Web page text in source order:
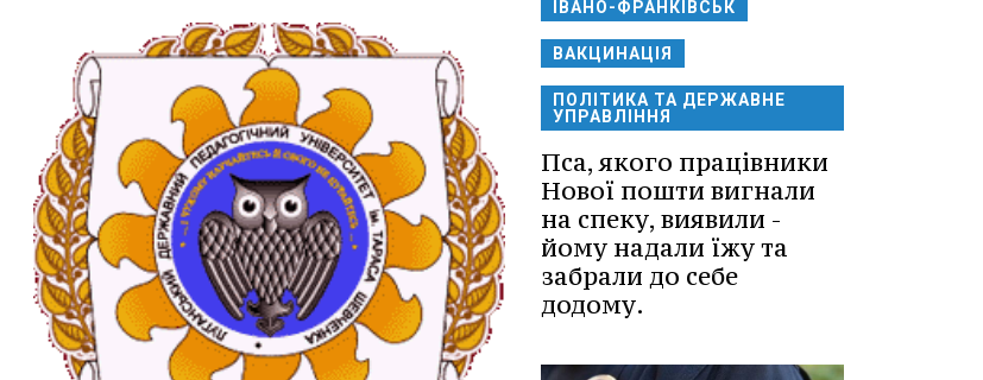
ІВАНО-ФРАНКІВСЬК
ВАКЦИНАЦІЯ
ПОЛІТИКА ТА ДЕРЖАВНЕ
УПРАВЛІННЯ
Пса, якого працівники
Нової пошти вигнали
на спеку, виявили -
йому надали їжу та
забрали до себе
додому.